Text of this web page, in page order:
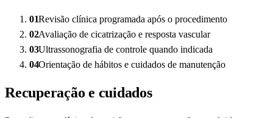
01Revisão clínica programada após o procedimento
02Avaliação de cicatrização e resposta vascular
03Ultrassonografia de controle quando indicada
04Orientação de hábitos e cuidados de manutenção
Recuperação e cuidados